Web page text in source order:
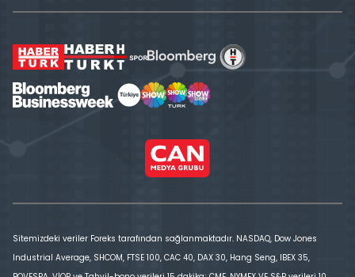
Sitemizdeki veriler Foreks tarafından sağlanmaktadır. NASDAQ, Dow Jones
Industrial Average, SHCOM, FTSE 100, CAC 40, DAX 30, Hang Seng, IBEX 35,